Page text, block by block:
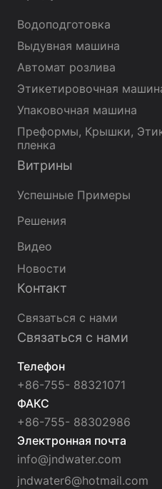
Водоподготовка
Выдувная машина
Автомат розлива
Этикетировочная
Упаковочная машина
Преформы, Крышки,
пленка
Витрины
Успешные Примеры
Решения
Видео
Новости
Контакт
Связаться с нами
Связаться с нами
Телефон
+86-755- 88321071
ФАКС
+86-755- 88302986
Электронная почта
info@jndwater.com
jndwater6@hotmail.com